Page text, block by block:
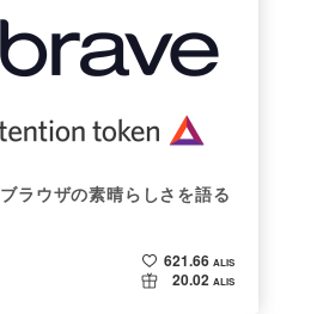
ラウザの素晴らしさを語る
621.66 ALIS
20.02 ALIS